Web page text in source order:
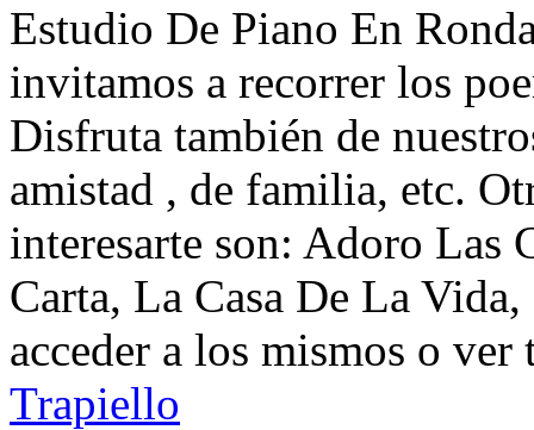
Estudio De Piano En
invitamos a recorrer los
Disfruta también de
amistad , de familia, etc.
interesarte son: Adoro Las
Carta, La Casa De La
acceder a los mismos o
Trapiello